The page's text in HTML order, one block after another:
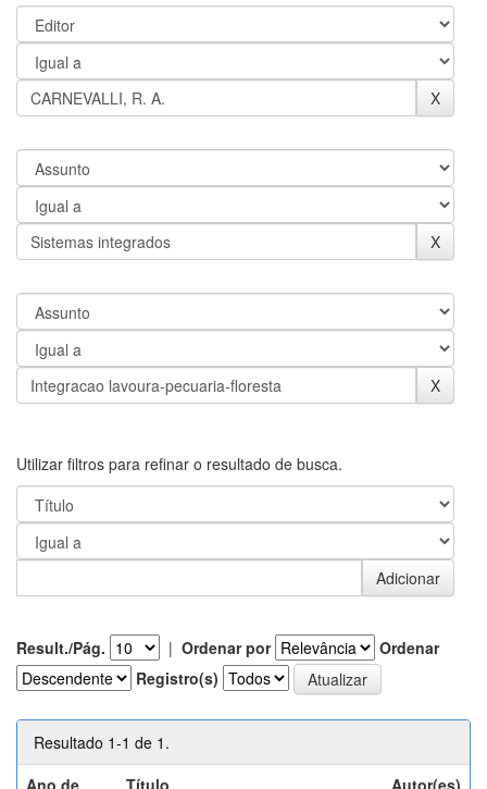
Utilizar filtros para refinar o resultado de busca.
Result./Pág. | Ordenar por
Ordenar
Registro(s)
Resultado 1-1 de 1.
Ano de
Título Autor(es)